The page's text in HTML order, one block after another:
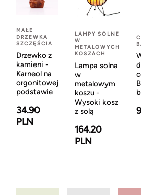
MAŁE
DRZEWKA
SZCZĘŚCIA
Drzewko z
kamieni -
Karneol na
orgonitowej
podstawie
34.90
PLN
LAMPY SOLNE
W
METALOWYCH
KOSZACH
Lampa solna
w
metalowym
koszu -
Wysoki kosz
z solą
164.20
PLN